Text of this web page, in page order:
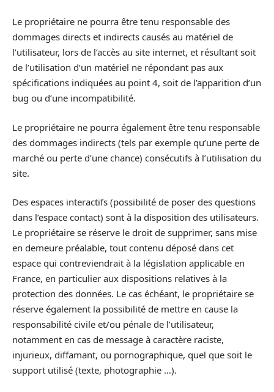
Le propriétaire ne pourra être tenu responsable des
dommages directs et indirects causés au matériel de
l’utilisateur, lors de l’accès au site internet, et résultant soit
de l’utilisation d’un matériel ne répondant pas aux
spécifications indiquées au point 4, soit de l’apparition d’un
bug ou d’une incompatibilité.
Le propriétaire ne pourra également être tenu responsable
des dommages indirects (tels par exemple qu’une perte de
marché ou perte d’une chance) consécutifs à l’utilisation du
site.
Des espaces interactifs (possibilité de poser des questions
dans l’espace contact) sont à la disposition des utilisateurs.
Le propriétaire se réserve le droit de supprimer, sans mise
en demeure préalable, tout contenu déposé dans cet
espace qui contreviendrait à la législation applicable en
France, en particulier aux dispositions relatives à la
protection des données. Le cas échéant, le propriétaire se
réserve également la possibilité de mettre en cause la
responsabilité civile et/ou pénale de l’utilisateur,
notamment en cas de message à caractère raciste,
injurieux, diffamant, ou pornographique, quel que soit le
support utilisé (texte, photographie …).